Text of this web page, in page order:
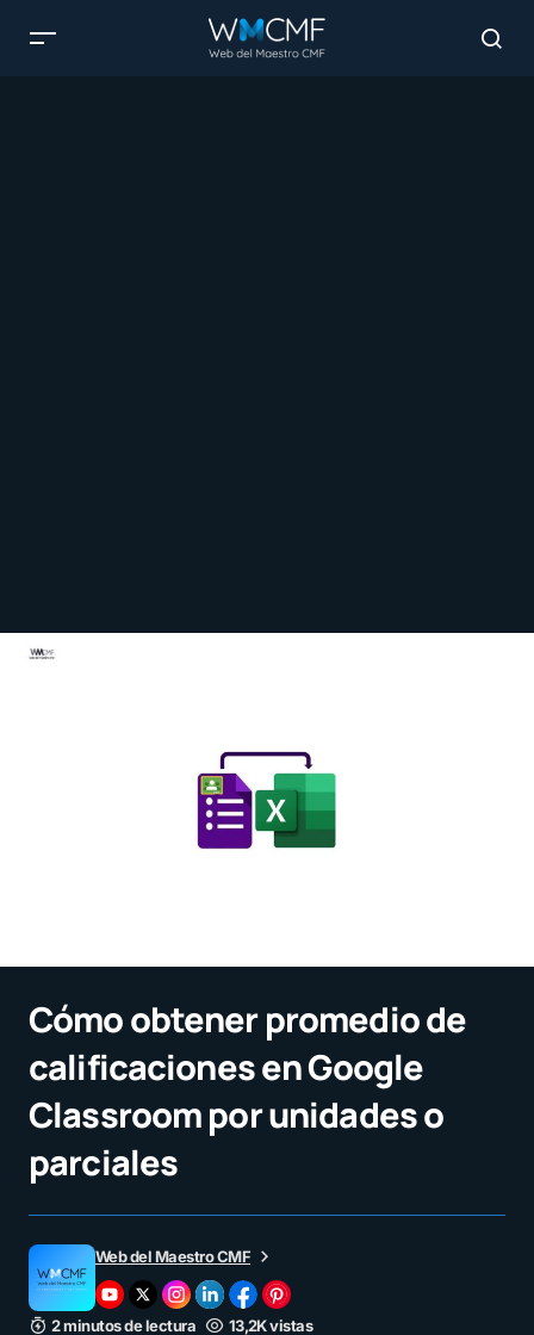
Cómo obtener promedio de
calificaciones en Google
Classroom por unidades o
parciales
Web del Maestro CMF
2 minutos de lectura 13,2K vistas